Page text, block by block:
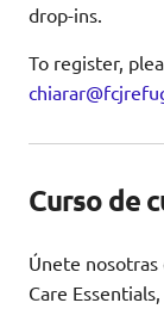
drop-ins.
To register,
Curso de
Únete nosotras
Care